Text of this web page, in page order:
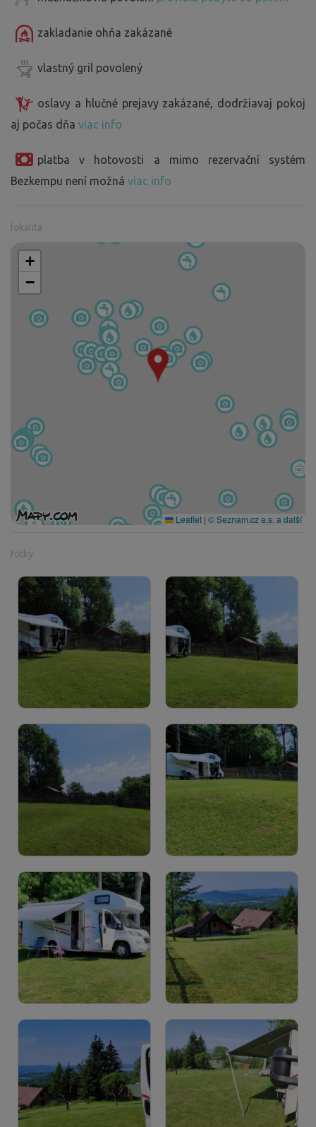
zakladanie ohňa zakázané
vlastný gril povolený
oslavy a hlučné prejavy zakázané, dodržiavaj pokoj
aj počas dňa viac info
platba v hotovosti a mimo rezervační systém
Bezkempu není možná viac info
lokalita
+
−
Leaflet | © Seznam.cz a.s. a další
fotky